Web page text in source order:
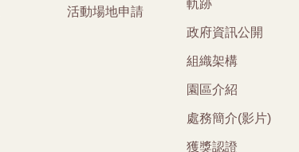
活動場地申請
軌跡
政府資訊公開
組織架構
園區介紹
處務簡介(影片)
獲獎認證